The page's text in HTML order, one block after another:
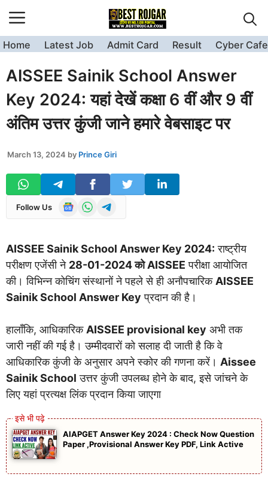
to
content
Home Latest Job Admit Card Result Cyber Cafe
AISSEE Sainik School Answer
Key 2024: यहां देखें कक्षा 6 वीं और 9 वीं
अंतिम उत्तर कुंजी जाने हमारे वेबसाइट पर
March 13, 2024 by Prince Giri
Follow Us
AISSEE Sainik School Answer Key 2024: राष्ट्रीय
परीक्षण एजेंसी ने 28-01-2024 को AISSEE परीक्षा आयोजित
की। विभिन्न कोचिंग संस्थानों ने पहले से ही अनौपचारिक AISSEE
Sainik School Answer Key प्रदान की है।
हालाँकि, आधिकारिक AISSEE provisional key अभी तक
जारी नहीं की गई है। उम्मीदवारों को सलाह दी जाती है कि वे
आधिकारिक कुंजी के अनुसार अपने स्कोर की गणना करें। Aissee
Sainik School उत्तर कुंजी उपलब्ध होने के बाद, इसे जांचने के
लिए यहां प्रत्यक्ष लिंक प्रदान किया जाएगा
AIAPGET Answer Key 2024 : Check Now Question
Paper ,Provisional Answer Key PDF, Link Active